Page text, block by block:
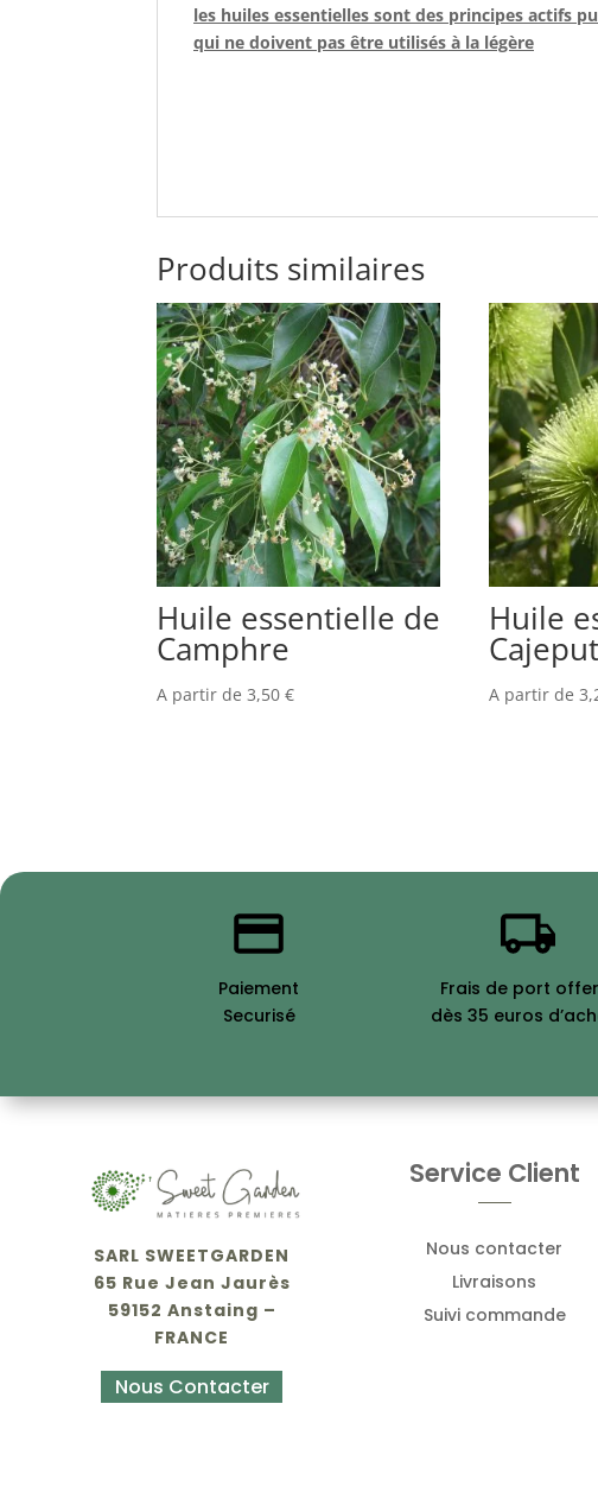
les huiles essentielles sont des principes actifs
qui ne doivent pas être utilisés à la légère
Produits similaires
Huile essentielle de
Camphre
A partir de 3,50 €
Huile
Cajeput
A partir de
Paiement
Securisé
Frais de port
dès 35 euros
SARL SWEETGARDEN
65 Rue Jean Jaurès
59152 Anstaing –
FRANCE
Nous Contacter
Service Client
Nous contacter
Livraisons
Suivi commande